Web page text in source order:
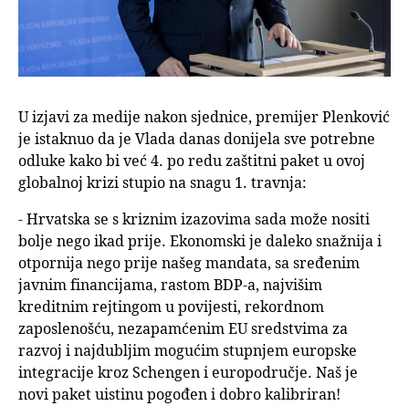
U izjavi za medije nakon sjednice, premijer Plenković
je istaknuo da je Vlada danas donijela sve potrebne
odluke kako bi već 4. po redu zaštitni paket u ovoj
globalnoj krizi stupio na snagu 1. travnja:
- Hrvatska se s kriznim izazovima sada može nositi
bolje nego ikad prije. Ekonomski je daleko snažnija i
otpornija nego prije našeg mandata, sa sređenim
javnim financijama, rastom BDP-a, najvišim
kreditnim rejtingom u povijesti, rekordnom
zaposlenošću, nezapamćenim EU sredstvima za
razvoj i najdubljim mogućim stupnjem europske
integracije kroz Schengen i europodručje. Naš je
novi paket uistinu pogođen i dobro kalibriran!